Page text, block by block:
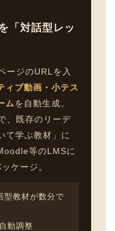
「対話型レッ
ージのURLを入
ィブ動画・小テス
ムを自動生成。
、既存のリーデ
て学ぶ教材」に
等のLMSに
ケージ。
型教材が数分で
動調整